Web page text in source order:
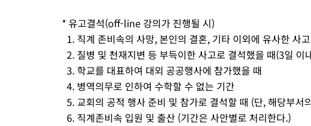
* 유고결석(off-line 강의가 진행될 시)
1. 직계 존비속의 사망, 본인의 결혼, 기타 이외에 유사한 사
2. 질병 및 천재지변 등 부득이한 사고로 결석했을 때(3일 이
3. 학교를 대표하여 대외 공공행사에 참가했을 때
4. 병역의무로 인하여 수학할 수 없는 기간
5. 교회의 공적 행사 준비 및 참가로 결석할 때 (단, 해당부서
6. 직계존비속 입원 및 출산 (기간은 사안별로 처리한다.)